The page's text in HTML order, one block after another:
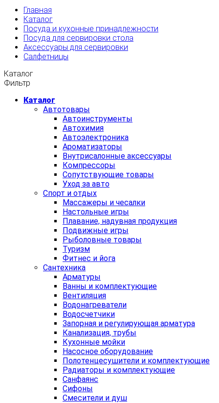
Главная
Каталог
Посуда и кухонные принадлежности
Посуда для сервировки стола
Аксессуары для сервировки
Салфетницы
Каталог
Фильтр
Каталог
Автотовары
Автоинструменты
Автохимия
Автоэлектроника
Ароматизаторы
Внутрисалонные аксессуары
Компрессоры
Сопутствующие товары
Уход за авто
Спорт и отдых
Массажеры и чесалки
Настольные игры
Плавание, надувная продукция
Подвижные игры
Рыболовные товары
Туризм
Фитнес и йога
Сантехника
Арматуры
Ванны и комплектующие
Вентиляция
Водонагреватели
Водосчетчики
Запорная и регулирующая арматура
Канализация, трубы
Кухонные мойки
Насосное оборудование
Полотенцесушители и комплектующие
Радиаторы и комплектующие
Санфаянс
Сифоны
Смесители и душ